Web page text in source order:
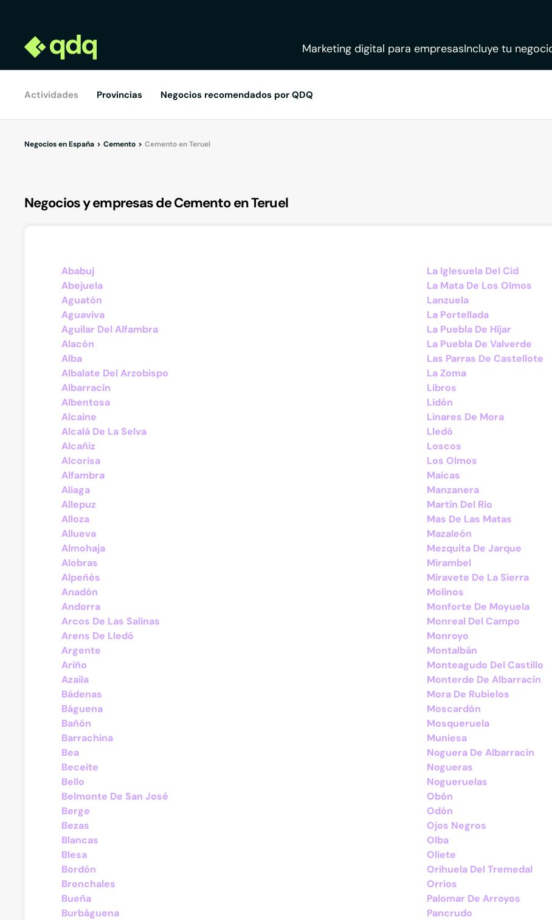
Marketing digital para empresasIncluye tu
Actividades Provincias Negocios recomendados por QDQ
Negocios en España Cemento Cemento en Teruel
Negocios y empresas de Cemento en Teruel
Ababuj
Abejuela
Aguatón
Aguaviva
Aguilar Del Alfambra
Alacón
Alba
Albalate Del Arzobispo
Albarracín
Albentosa
Alcaine
Alcalá De La Selva
Alcañiz
Alcorisa
Alfambra
Aliaga
Allepuz
Alloza
Allueva
Almohaja
Alobras
Alpeñés
Anadón
Andorra
Arcos De Las Salinas
Arens De Lledó
Argente
Ariño
Azaila
Bádenas
Báguena
Bañón
Barrachina
Bea
Beceite
Bello
Belmonte De San José
Berge
Bezas
Blancas
Blesa
Bordón
Bronchales
Bueña
Burbáguena
La Iglesuela Del Cid
La Mata De Los Olmos
Lanzuela
La Portellada
La Puebla De Híjar
La Puebla De Valverde
Las Parras De Castellote
La Zoma
Libros
Lidón
Linares De Mora
Lledó
Loscos
Los Olmos
Maicas
Manzanera
Martín Del Río
Mas De Las Matas
Mazaleón
Mezquita De Jarque
Mirambel
Miravete De La Sierra
Molinos
Monforte De Moyuela
Monreal Del Campo
Monroyo
Montalbán
Monteagudo Del Castillo
Monterde De Albarracín
Mora De Rubielos
Moscardón
Mosqueruela
Muniesa
Noguera De Albarracín
Nogueras
Nogueruelas
Obón
Odón
Ojos Negros
Olba
Oliete
Orihuela Del Tremedal
Orrios
Palomar De Arroyos
Pancrudo